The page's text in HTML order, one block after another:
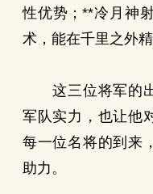
性优势；**冷月神
术，能在千里之外精
这三位将军的出
军队实力，也让他
每一位名将的到来
助力。